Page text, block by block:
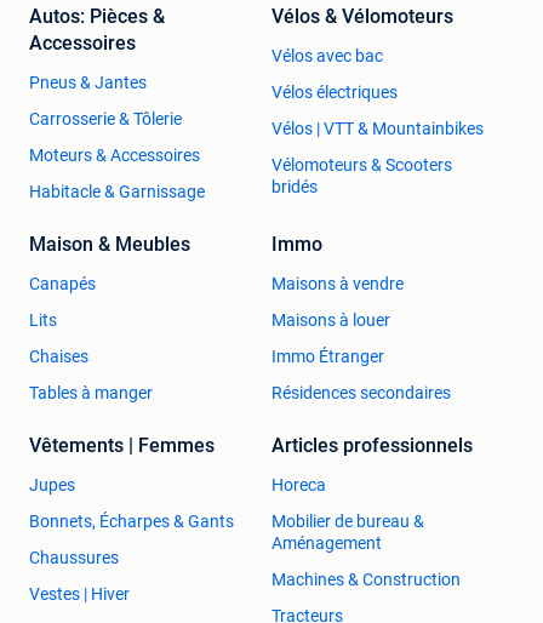
Autos: Pièces &
Accessoires
Pneus & Jantes
Carrosserie & Tôlerie
Moteurs & Accessoires
Habitacle & Garnissage
Vélos & Vélomoteurs
Vélos avec bac
Vélos électriques
Vélos | VTT & Mountainbikes
Vélomoteurs & Scooters
bridés
Maison & Meubles
Canapés
Lits
Chaises
Tables à manger
Immo
Maisons à vendre
Maisons à louer
Immo Étranger
Résidences secondaires
Vêtements | Femmes
Jupes
Bonnets, Écharpes & Gants
Chaussures
Vestes | Hiver
Articles professionnels
Horeca
Mobilier de bureau &
Aménagement
Machines & Construction
Tracteurs